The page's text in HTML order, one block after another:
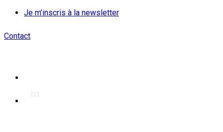
Je m’inscris à la newsletter
Contact